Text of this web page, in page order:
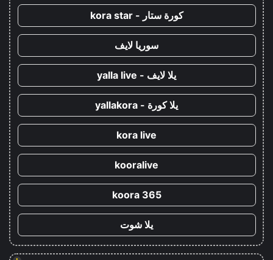
كورة ستار - kora star
سوريا لايف
يلا لايف - yalla live
يلا كورة - yallakora
kora live
kooralive
koora 365
يلا شوت